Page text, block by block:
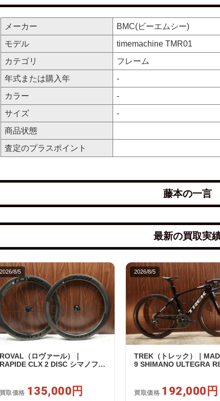
メーカー
BMC(ビーエムシー)
モデル
timemachine TMR01
カテゴリ
フレーム
年式または購入年
-
カラー
-
サイズ
-
商品状態
査定のプラスポイント
藤本の一言
最新の買取実
2026/8/5
ROVAL（ロヴァール）｜
RAPIDE CLX 2 DISC シマノフリ
買取価格 135,000円
2026/8/5
TREK（トレック）｜
9 SHIMANO ULTEGRA
買取価格 192,000円